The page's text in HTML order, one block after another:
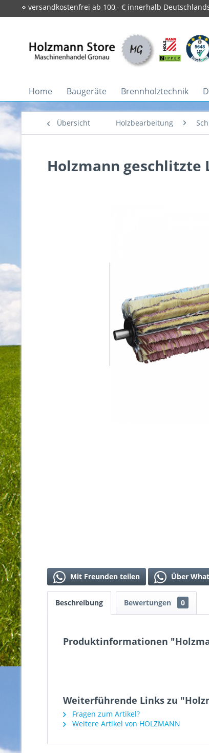
⋄ versandkostenfrei ab 100,- € innerhalb
Home Baugeräte Brennholztechnik
Übersicht Holzbearbeitung
Holzmann geschlitzte
Mit Freunden teilen Über
Beschreibung Bewertungen 0
Produktinformationen
Weiterführende Links zu
Fragen zum Artikel?
Weitere Artikel von HOLZMANN